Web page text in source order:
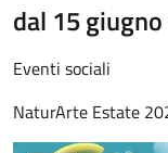
dal 15
Eventi sociali
NaturArte Estate